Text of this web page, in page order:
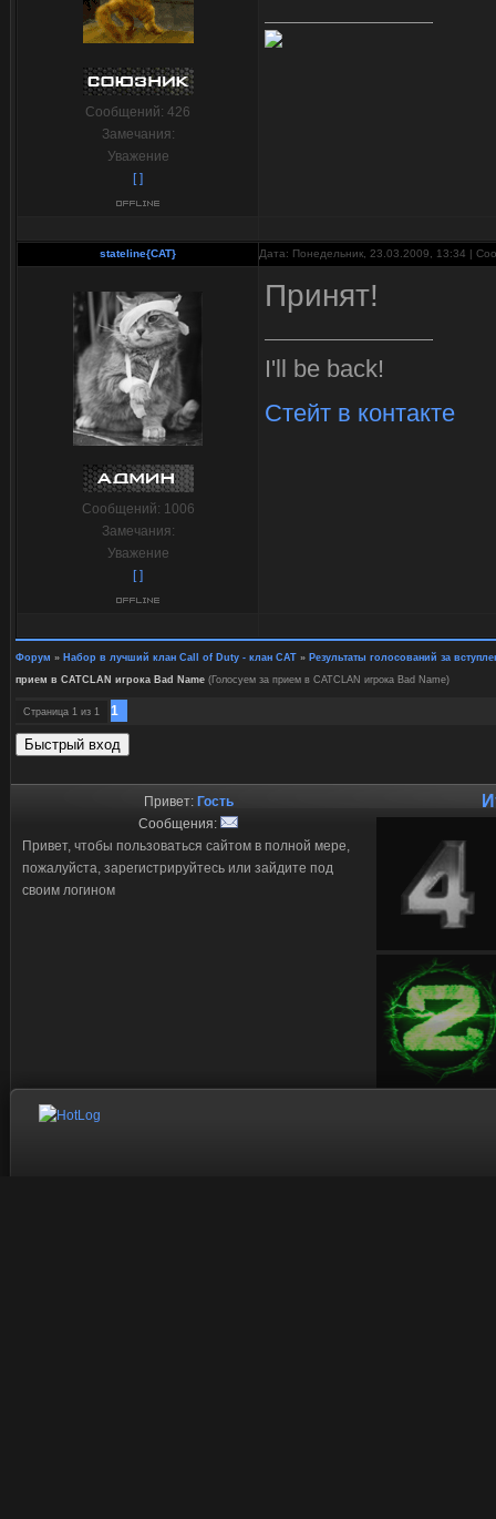
Сообщений: 426
Замечания:
Уважение
[ ]
stateline{CAT} Дата: Понедельник, 23.03.2009, 13:34 |
Сообщений: 1006
Замечания:
Уважение
[ ]
Принят!
I'll be back!
Стейт в контакте
Форум » Набор в лучший клан Call of Duty - клан CAT » Результаты голосований за
прием в CATCLAN игрока Bad Name (Голосуем за прием в CATCLAN игрока Bad Name)
Страница 1 из 1 1
Привет: Гость
Сообщения:
Привет, чтобы пользоваться сайтом в полной мере,
пожалуйста, зарегистрируйтесь или зайдите под
своим логином